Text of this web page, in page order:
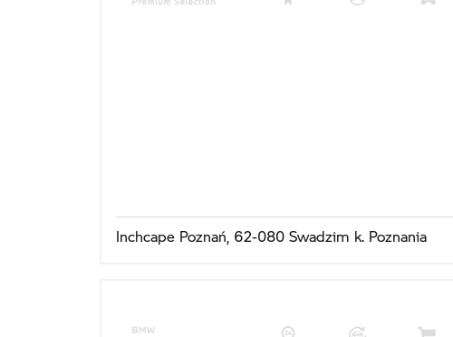
Inchcape Poznań, 62-080 Swadzim k. Poznania